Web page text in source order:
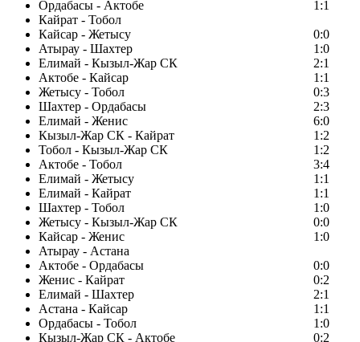
Ордабасы - Актобе
1:1
Кайрат - Тобол
Кайсар - Жетысу
0:0
Атырау - Шахтер
1:0
Елимай - Кызыл-Жар СК
2:1
Актобе - Кайсар
1:1
Жетысу - Тобол
0:3
Шахтер - Ордабасы
2:3
Елимай - Женис
6:0
Кызыл-Жар СК - Кайрат
1:2
Тобол - Кызыл-Жар СК
1:2
Актобе - Тобол
3:4
Елимай - Жетысу
1:1
Елимай - Кайрат
1:1
Шахтер - Тобол
1:0
Жетысу - Кызыл-Жар СК
0:0
Кайсар - Женис
1:0
Атырау - Астана
Актобе - Ордабасы
0:0
Женис - Кайрат
0:2
Елимай - Шахтер
2:1
Астана - Кайсар
1:1
Ордабасы - Тобол
1:0
Кызыл-Жар СК - Актобе
0:2